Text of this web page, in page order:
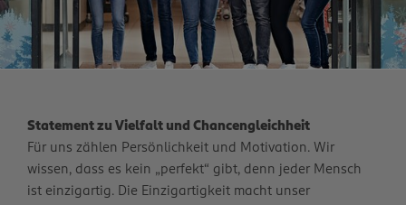
Statement zu Vielfalt und Chancengleichheit
Für uns zählen Persönlichkeit und Motivation. Wir
wissen, dass es kein „perfekt“ gibt, denn jeder Mensch
ist einzigartig. Die Einzigartigkeit macht unser